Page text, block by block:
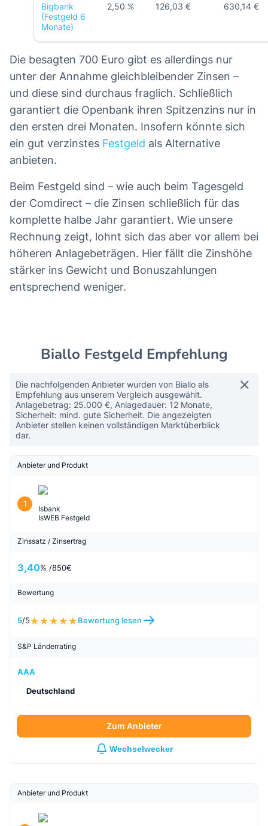
Bigbank
(Festgeld 6
Monate)
2,50 % 126,03 € 630,14 €
Die besagten 700 Euro gibt es allerdings nur
unter der Annahme gleichbleibender Zinsen –
und diese sind durchaus fraglich. Schließlich
garantiert die Openbank ihren Spitzenzins nur in
den ersten drei Monaten. Insofern könnte sich
ein gut verzinstes Festgeld als Alternative
anbieten.
Beim Festgeld sind – wie auch beim Tagesgeld
der Comdirect – die Zinsen schließlich für das
komplette halbe Jahr garantiert. Wie unsere
Rechnung zeigt, lohnt sich das aber vor allem bei
höheren Anlagebeträgen. Hier fällt die Zinshöhe
stärker ins Gewicht und Bonuszahlungen
entsprechend weniger.
Biallo Festgeld Empfehlung
Die nachfolgenden Anbieter wurden von Biallo als
Empfehlung aus unserem Vergleich ausgewählt.
Anlagebetrag: 25.000 €, Anlagedauer: 12 Monate,
Sicherheit: mind. gute Sicherheit. Die angezeigten
Anbieter stellen keinen vollständigen Marktüberblick
dar.
Anbieter und Produkt
1
Isbank
IsWEB Festgeld
Zinssatz / Zinsertrag
3,40% /850€
Bewertung
5/5 Bewertung lesen
S&P Länderrating
AAA
Deutschland
Zum Anbieter
Wechselwecker
Anbieter und Produkt